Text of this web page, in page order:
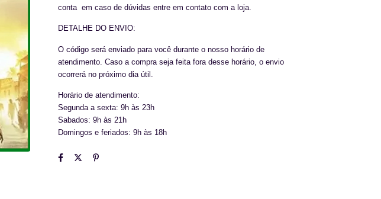
conta em caso de dúvidas entre em contato com a loja.
DETALHE DO ENVIO:
O código será enviado para você durante o nosso horário de
atendimento. Caso a compra seja feita fora desse horário, o envio
ocorrerá no próximo dia útil.
Horário de atendimento:
Segunda a sexta: 9h às 23h
Sabados: 9h às 21h
Domingos e feriados: 9h às 18h